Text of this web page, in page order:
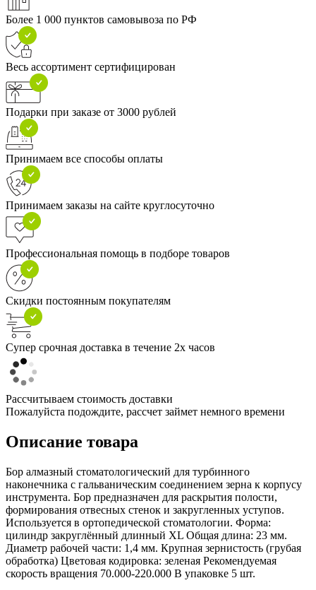
Более 1 000 пунктов самовывоза по РФ
Весь ассортимент сертифицирован
Подарки при заказе от 3000 рублей
Принимаем все способы оплаты
Принимаем заказы на сайте круглосуточно
Профессиональная помощь в подборе товаров
Скидки постоянным покупателям
Супер срочная доставка в течение 2х часов
Рассчитываем стоимость доставки
Пожалуйста подождите, рассчет займет немного времени
Описание товара
Бор алмазный стоматологический для турбинного
наконечника с гальваническим соединением зерна к корпусу
инструмента. Бор предназначен для раскрытия полости,
формирования отвесных стенок и закругленных уступов.
Используется в ортопедической стоматологии. Форма:
цилиндр закруглённый длинный XL Общая длина: 23 мм.
Диаметр рабочей части: 1,4 мм. Крупная зернистость (грубая
обработка) Цветовая кодировка: зеленая Рекомендуемая
скорость вращения 70.000-220.000 В упаковке 5 шт.